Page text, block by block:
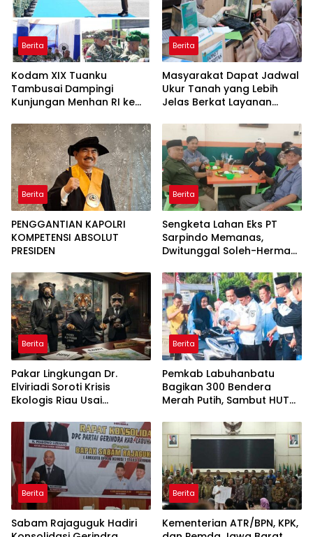
Berita
Kodam XIX Tuanku
Tambusai Dampingi
Kunjungan Menhan RI ke
Perkuat Pembangunan
Satuan
Berita
Masyarakat Dapat Jadwal
Ukur Tanah yang Lebih
Jelas Berkat Layanan
Berita
PENGGANTIAN KAPOLRI
KOMPETENSI ABSOLUT
PRESIDEN
Berita
Sengketa Lahan Eks PT
Sarpindo Memanas,
Dwitunggal Soleh-Herman
ke Pulau Rupat
Berita
Pakar Lingkungan Dr.
Elviriadi Soroti Krisis
Ekologis Riau Usai
Monyet, Harimau, dan
Beruang Terhadap Warga
Berita
Pemkab Labuhanbatu
Bagikan 300 Bendera
Merah Putih, Sambut HUT
Berita
Sabam Rajaguguk Hadiri
Berita
Kementerian ATR/BPN, KPK,